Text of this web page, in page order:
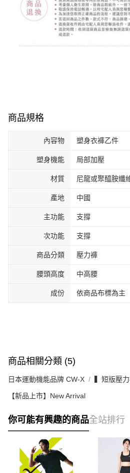
商品規格
內容物 塑身衣褲乙件
塑身機能 局部加壓
材質 尼龍或聚醯胺纖
產地 中國
主功能 支撐
次功能 支撐
商品分類 壓力褲
腰頭高度 中高腰
成份 依商品布標為主
商品相關分類 (5)
日本運動機能品牌 CW-X ▍短版壓
【新品上市】New Arrival
你可能有興趣的商品全站排行